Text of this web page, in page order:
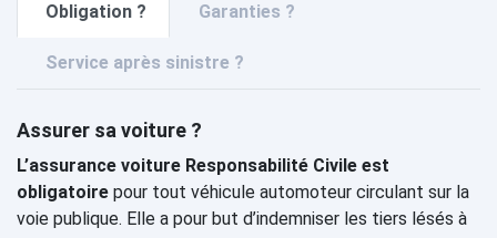
Obligation ? Garanties ?
Service après sinistre ?
Assurer sa voiture ?
L’assurance voiture Responsabilité Civile est
obligatoire pour tout véhicule automoteur circulant sur la
voie publique. Elle a pour but d’indemniser les tiers lésés à